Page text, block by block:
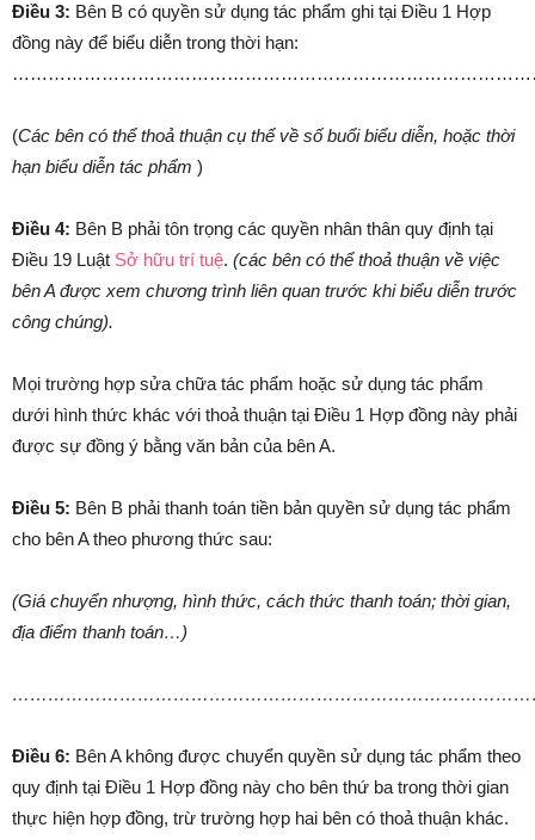
Điều 3: Bên B có quyền sử dụng tác phẩm ghi tại Điều 1 Hợp
đồng này để biểu diễn trong thời hạn:
(Các bên có thể thoả thuận cụ thể về số buổi biểu diễn, hoặc thời
hạn biểu diễn tác phẩm )
Điều 4: Bên B phải tôn trọng các quyền nhân thân quy định tại
Điều 19 Luật Sở hữu trí tuệ. (các bên có thể thoả thuận về việc
bên A được xem chương trình liên quan trước khi biểu diễn trước
công chúng).
Mọi trường hợp sửa chữa tác phẩm hoặc sử dụng tác phẩm
dưới hình thức khác với thoả thuận tại Điều 1 Hợp đồng này phải
được sự đồng ý bằng văn bản của bên A.
Điều 5: Bên B phải thanh toán tiền bản quyền sử dụng tác phẩm
cho bên A theo phương thức sau:
(Giá chuyển nhượng, hình thức, cách thức thanh toán; thời gian,
địa điểm thanh toán…)
Điều 6: Bên A không được chuyển quyền sử dụng tác phẩm theo
quy định tại Điều 1 Hợp đồng này cho bên thứ ba trong thời gian
thực hiện hợp đồng, trừ trường hợp hai bên có thoả thuận khác.